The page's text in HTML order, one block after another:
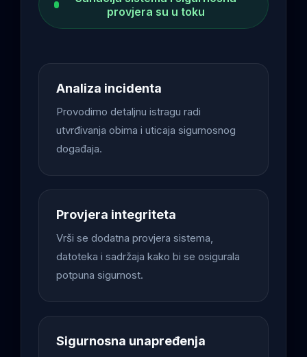
provjera su u toku
Analiza incidenta
Provodimo detaljnu istragu radi
utvrđivanja obima i uticaja sigurnosnog
događaja.
Provjera integriteta
Vrši se dodatna provjera sistema,
datoteka i sadržaja kako bi se osigurala
potpuna sigurnost.
Sigurnosna unapređenja